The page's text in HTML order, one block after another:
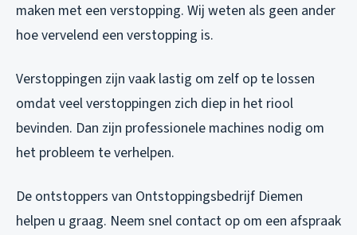
maken met een verstopping. Wij weten als geen ander
hoe vervelend een verstopping is.
Verstoppingen zijn vaak lastig om zelf op te lossen
omdat veel verstoppingen zich diep in het riool
bevinden. Dan zijn professionele machines nodig om
het probleem te verhelpen.
De ontstoppers van Ontstoppingsbedrijf Diemen
helpen u graag. Neem snel contact op om een afspraak